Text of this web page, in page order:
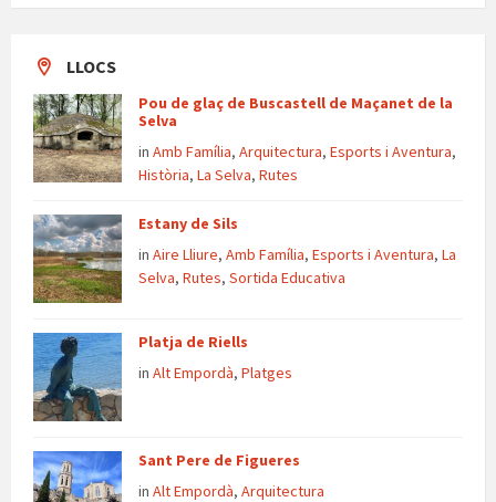
LLOCS
Pou de glaç de Buscastell de Maçanet de la
Selva
in Amb Família, Arquitectura, Esports i Aventura,
Història, La Selva, Rutes
Estany de Sils
in Aire Lliure, Amb Família, Esports i Aventura, La
Selva, Rutes, Sortida Educativa
Platja de Riells
in Alt Empordà, Platges
Sant Pere de Figueres
in Alt Empordà, Arquitectura